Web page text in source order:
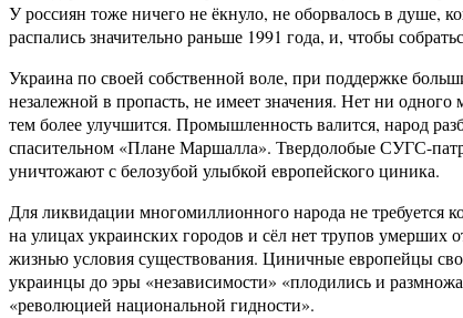
У россиян тоже ничего не ёкнуло, не оборвалось в
распались значительно раньше 1991 года, и, чтобы
Украина по своей собственной воле, при поддержке
незалежной в пропасть, не имеет значения. Нет ни
тем более улучшится. Промышленность валится, народ
спасительном «Плане Маршалла». Твердолобые СУГС-
уничтожают с белозубой улыбкой европейского циника.
Для ликвидации многомиллионного народа не требуется
на улицах украинских городов и сёл нет трупов
жизнью условия существования. Циничные европейцы
украинцы до эры «независимости» «плодились и
«революцией национальной гидности».